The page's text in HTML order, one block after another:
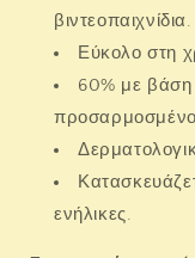
βιντεοπαιχνίδια.
Εύκολο στη
60% με βάση
ενήλικες.